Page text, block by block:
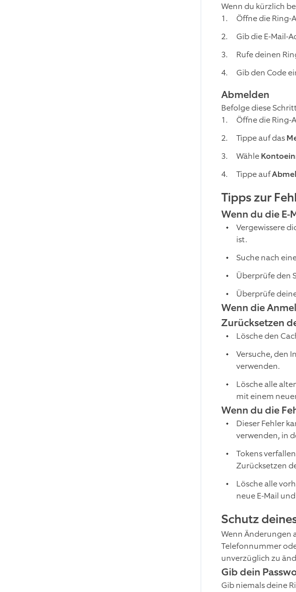
Wenn du kürzlich
Öffne die Ring-
Gib die E-Mail-
Rufe deinen
Gib den Code
Abmelden
Befolge diese
Öffne die Ring-
Tippe auf das
Wähle
Tippe auf
Tipps zur
Wenn du die E-
Vergewissere
ist.
Suche nach
Überprüfe den
Überprüfe
Wenn die
Zurücksetzen
Lösche den
Versuche, den
verwenden.
Lösche alle
mit einem
Wenn du die
Dieser Fehler
verwenden, in
Tokens
Zurücksetzen
Lösche alle
neue E-Mail
Schutz
Wenn Änderungen
Telefonnummer
unverzüglich zu
Gib dein
Gib niemals deine